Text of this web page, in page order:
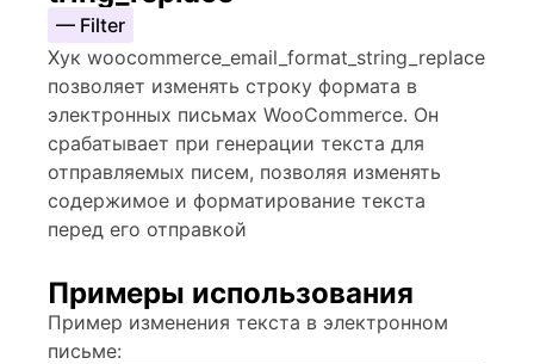
— Filter
Хук woocommerce_email_format_string_replace
позволяет изменять строку формата в
электронных письмах WooCommerce. Он
срабатывает при генерации текста для
отправляемых писем, позволяя изменять
содержимое и форматирование текста
перед его отправкой
Примеры использования
Пример изменения текста в электронном
письме: